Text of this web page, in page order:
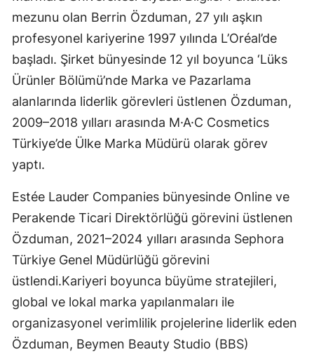
mezunu olan Berrin Özduman, 27 yılı aşkın
profesyonel kariyerine 1997 yılında L’Oréal’de
başladı. Şirket bünyesinde 12 yıl boyunca ‘Lüks
Ürünler Bölümü’nde Marka ve Pazarlama
alanlarında liderlik görevleri üstlenen Özduman,
2009–2018 yılları arasında M·A·C Cosmetics
Türkiye’de Ülke Marka Müdürü olarak görev
yaptı.
Estée Lauder Companies bünyesinde Online ve
Perakende Ticari Direktörlüğü görevini üstlenen
Özduman, 2021–2024 yılları arasında Sephora
Türkiye Genel Müdürlüğü görevini
üstlendi.Kariyeri boyunca büyüme stratejileri,
global ve lokal marka yapılanmaları ile
organizasyonel verimlilik projelerine liderlik eden
Özduman, Beymen Beauty Studio (BBS)